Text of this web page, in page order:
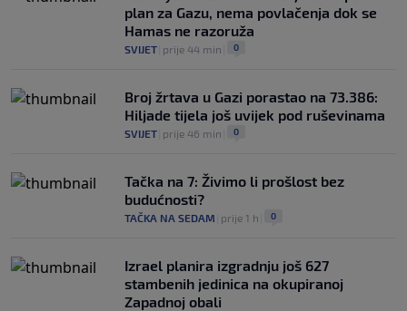
plan za Gazu, nema povlačenja dok se
Hamas ne razoruža
SVIJET prije 44 min 0
Broj žrtava u Gazi porastao na 73.386:
Hiljade tijela još uvijek pod ruševinama
SVIJET prije 46 min 0
Tačka na 7: Živimo li prošlost bez
budućnosti?
TAČKA NA SEDAM prije 1 h 0
Izrael planira izgradnju još 627
stambenih jedinica na okupiranoj
Zapadnoj obali